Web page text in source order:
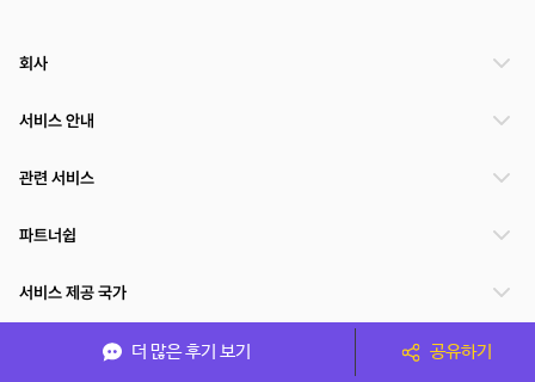
더 많은 후기 보기 공유하기
회사
서비스 안내
관련 서비스
파트너쉽
서비스 제공 국가